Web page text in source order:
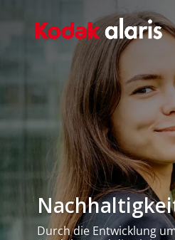
Durch die Entwicklung